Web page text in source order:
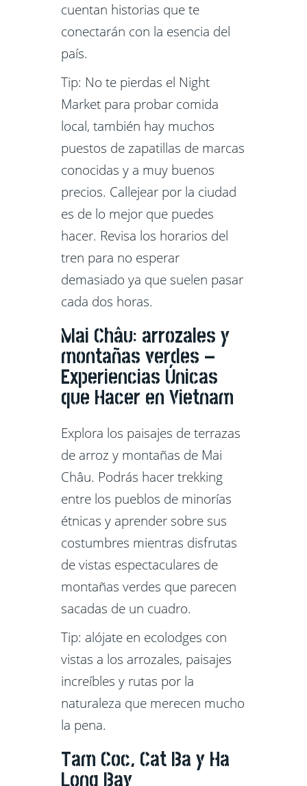
cuentan historias que te
conectarán con la esencia del
país.
Tip: No te pierdas el Night
Market para probar comida
local, también hay muchos
puestos de zapatillas de marcas
conocidas y a muy buenos
precios. Callejear por la ciudad
es de lo mejor que puedes
hacer. Revisa los horarios del
tren para no esperar
demasiado ya que suelen pasar
cada dos horas.
Mai Châu: arrozales y
montañas verdes –
Experiencias Únicas
que Hacer en Vietnam
Explora los paisajes de terrazas
de arroz y montañas de Mai
Châu. Podrás hacer trekking
entre los pueblos de minorías
étnicas y aprender sobre sus
costumbres mientras disfrutas
de vistas espectaculares de
montañas verdes que parecen
sacadas de un cuadro.
Tip: alójate en ecolodges con
vistas a los arrozales, paisajes
increíbles y rutas por la
naturaleza que merecen mucho
la pena.
Tam Coc, Cat Ba y Ha
Long Bay